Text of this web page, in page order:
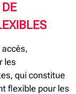
les
qui constitue
flexible pour les